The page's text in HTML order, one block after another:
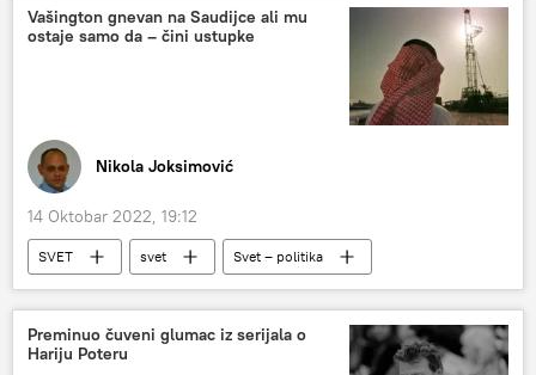
Vojska i naoružanje
Vašington gnevan na Saudijce ali mu
ostaje samo da – čini ustupke
Nikola Joksimović
14 Oktobar 2022, 19:12
SVET svet
Svet – politika
SAD
Muhamed bin Salman
sankcije
Saudijska Arabija
Preminuo čuveni glumac iz serijala o
Hariju Poteru